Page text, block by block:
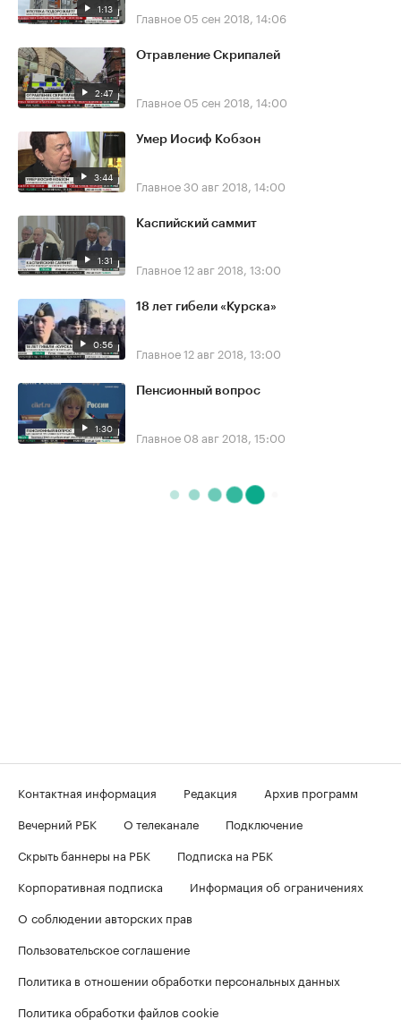
1:13 Главное 05 сен 2018, 14:06
2:47
Отравление Скрипалей
Главное 05 сен 2018, 14:00
3:44
Умер Иосиф Кобзон
Главное30 авг 2018, 14:00
1:31
Каспийский саммит
Главное12 авг 2018, 13:00
0:56
18 лет гибели «Курска»
Главное12 авг 2018, 13:00
1:30
Пенсионный вопрос
Главное 08 авг 2018, 15:00
Контактная информация Редакция
Архив программ
Вечерний РБК
О телеканале
Подключение
Скрыть баннеры на РБК
Подписка на РБК
Корпоративная подписка
Информация об ограничениях
О соблюдении авторских прав
Пользовательское соглашение
Политика в отношении обработки персональных данных
Политика обработки файлов cookie